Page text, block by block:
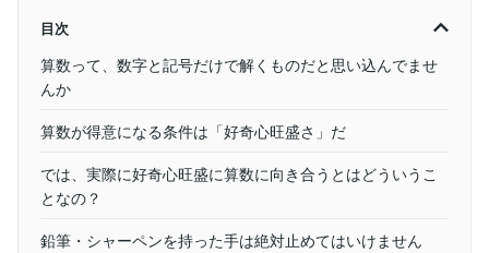
目次
算数って、数字と記号だけで解くものだと思い込んでませ
んか
算数が得意になる条件は「好奇心旺盛さ」だ
では、実際に好奇心旺盛に算数に向き合うとはどういうこ
となの？
鉛筆・シャーペンを持った手は絶対止めてはいけません